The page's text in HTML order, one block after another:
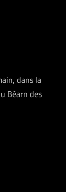
dans la
Béarn des